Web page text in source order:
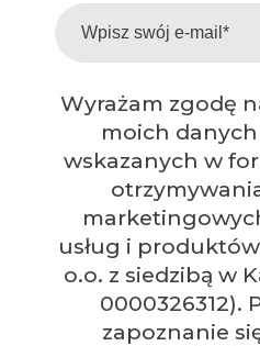
Wyrażam zgodę
moich
wskazanych w
usług i
o.o. z siedzibą w
0000326312).
zapoznanie